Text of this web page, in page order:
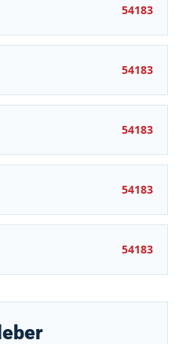
54183
54183
54183
54183
54183